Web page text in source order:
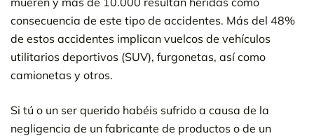
consecuencia de este tipo de accidentes. Más del 48%
de estos accidentes implican vuelcos de vehículos
utilitarios deportivos (SUV), furgonetas, así como
camionetas y otros.
Si tú o un ser querido habéis sufrido a causa de la
negligencia de un fabricante de productos o de un